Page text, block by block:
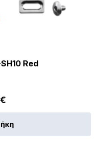
Red
€